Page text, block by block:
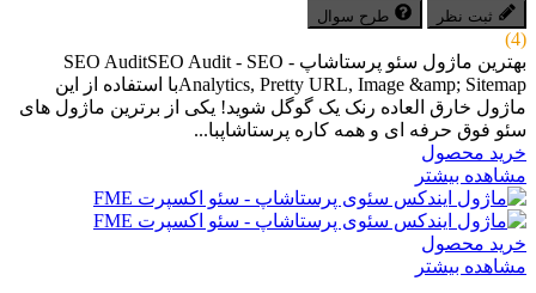
ثبت نظر طرح سوال
(4)
بهترین ماژول سئو پرستاشاپ - SEO AuditSEO Audit - SEO
Analytics, Pretty URL, Image &amp; Sitemapبا استفاده از این
ماژول خارق العاده رنک یک گوگل شوید! یکی از برترین ماژول های
سئو فوق حرفه ای و همه کاره پرستاشاپبا...
خرید محصول
مشاهده بیشتر
خرید محصول
مشاهده بیشتر